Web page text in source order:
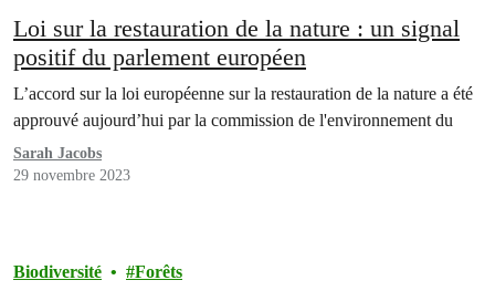
Loi sur la restauration de la nature : un signal
positif du parlement européen
L’accord sur la loi européenne sur la restauration de la nature a été
approuvé aujourd’hui par la commission de l'environnement du
Sarah Jacobs
29 novembre 2023
Biodiversité Forêts